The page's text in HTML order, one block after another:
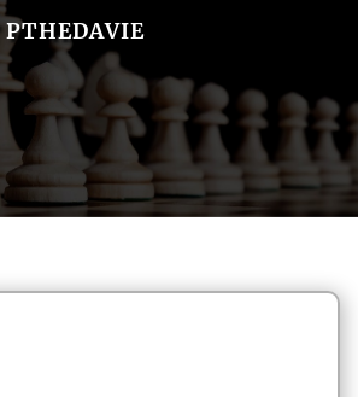
PTHEDAVIE